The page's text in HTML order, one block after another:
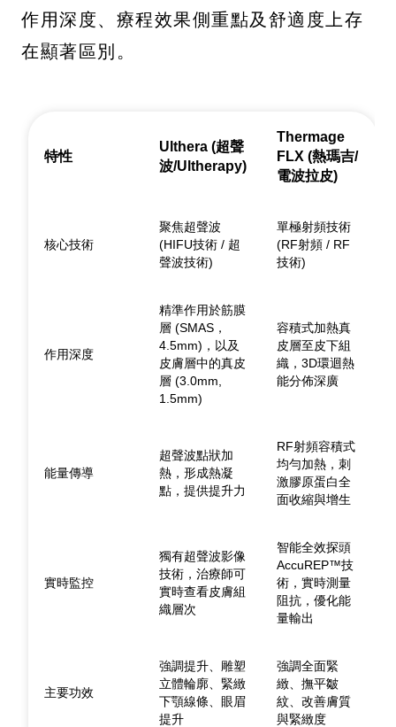
作用深度、療程效果側重點及舒適度上存
在顯著區別。
特性
Ulthera (超聲
波/Ultherapy)
Thermage
FLX (熱瑪吉/
電波拉皮)
核心技術
聚焦超聲波
(HIFU技術 / 超
聲波技術)
單極射頻技術
(RF射頻 / RF
技術)
作用深度
精準作用於筋膜
層 (SMAS，
4.5mm)，以及
皮膚層中的真皮
層 (3.0mm,
1.5mm)
容積式加熱真
皮層至皮下組
織，3D環迴熱
能分佈深廣
能量傳導
超聲波點狀加
熱，形成熱凝
點，提供提升力
RF射頻容積式
均勻加熱，刺
激膠原蛋白全
面收縮與增生
實時監控
獨有超聲波影像
技術，治療師可
實時查看皮膚組
織層次
智能全效探頭
AccuREP™技
術，實時測量
阻抗，優化能
量輸出
主要功效
強調提升、雕塑
立體輪廓、緊緻
下顎線條、眼眉
提升
強調全面緊
緻、撫平皺
紋、改善膚質
與緊緻度